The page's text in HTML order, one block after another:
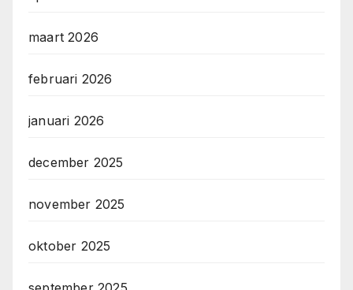
maart 2026
februari 2026
januari 2026
december 2025
november 2025
oktober 2025